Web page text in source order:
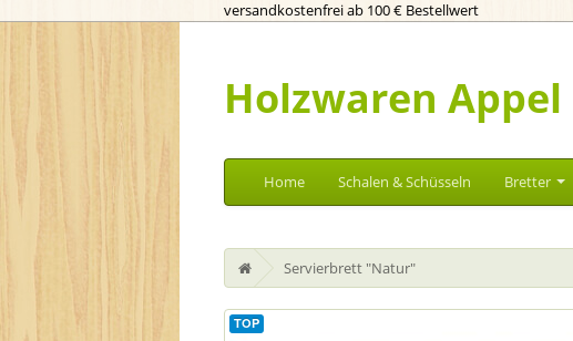
versandkostenfrei ab 100 € Bestellwert
Holzwaren Appel
Home Schalen & Schüsseln Bretter
Servierbrett "Natur"
TOP